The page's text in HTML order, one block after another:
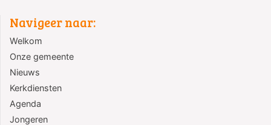
Navigeer naar:
Welkom
Onze gemeente
Nieuws
Kerkdiensten
Agenda
Jongeren